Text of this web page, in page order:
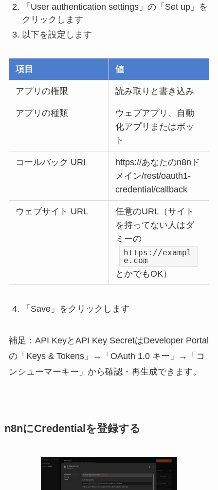
「User authentication settings」の「Set up」を
クリックします
以下を設定します
項目 値
アプリの権限 読み取りと書き込み
アプリの種類
ウェブアプリ、自動
化アプリまたはボッ
ト
コールバック URI
https://あなたのn8nド
メイン/rest/oauth1-
credential/callback
ウェブサイト URL
任意のURL（サイト
を持ってない人はダ
ミーの
https://exampl
e.com
とかでもOK）
「Save」をクリックします
補足：API KeyとAPI Key SecretはDeveloper Portal
の「Keys & Tokens」→「OAuth 1.0 キー」→「コ
ンシューマーキー」から確認・再生成できます。
n8nにCredentialを登録する